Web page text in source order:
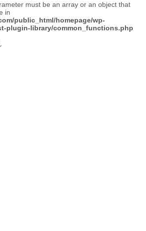
must be an array or an object that
in
public_html/homepage/wp-
plugin-library/common_functions.php